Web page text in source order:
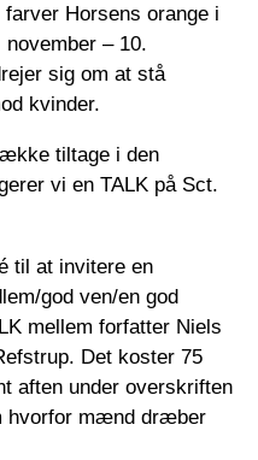
Horsens orange i
– 10.
sig om at stå
kvinder.
tiltage i den
vi en TALK på Sct.
til at invitere en
god ven/en god
mellem forfatter Niels
Det koster 75
aften under overskriften
hvorfor mænd dræber